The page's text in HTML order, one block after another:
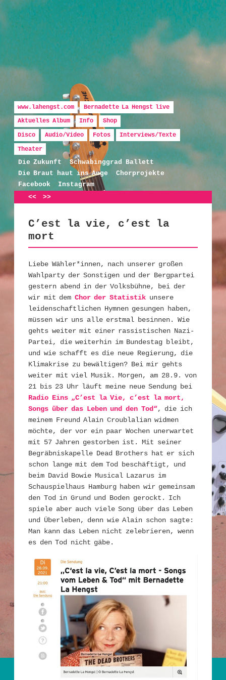
Bernadette La Hengst
Hauptmenü
Zum Inhalt wechseln
Zum sekundären Inhalt wechseln
www.lahengst.com
Bernadette La Hengst live
Aktuelles Album
Info
Shop
Disco
Audio/Video Fotos
Interviews/Texte
Theater
Die Zukunft
Schwabinggrad Ballett
Die Braut haut ins Auge
Chorprojekte
Facebook
Instagram
Artikelnavigation
<< >>
C’est la vie, c’est la
mort
Liebe Wähler*innen, nach unserer großen
Wahlparty der Sonstigen und der Bergpartei
gestern abend in der Volksbühne, bei der
wir mit dem Chor der Statistik unsere
leidenschaftlichen Hymnen gesungen haben,
müssen wir uns alle erstmal besinnen. Wie
gehts weiter mit einer rassistischen Nazi-
Partei, die weiterhin im Bundestag bleibt,
und wie schafft es die neue Regierung, die
Klimakrise zu bewältigen? Bei mir gehts
weiter mit viel Musik. Morgen, am 28.9. von
21 bis 23 Uhr läuft meine neue Sendung bei
Radio Eins „C’est la Vie, c’est la mort,
Songs über das Leben und den Tod“, die ich
meinem Freund Alain Croublalian widmen
möchte, der vor ein paar Wochen unerwartet
mit 57 Jahren gestorben ist. Mit seiner
Begräbniskapelle Dead Brothers hat er sich
schon lange mit dem Tod beschäftigt, und
beim David Bowie Musical Lazarus im
Schauspielhaus Hamburg haben wir gemeinsam
den Tod in Grund und Boden gerockt. Ich
spiele aber auch viele Song über das Leben
und Überleben, denn wie Alain schon sagte:
Man kann das Leben nicht zelebrieren, wenn
es den Tod nicht gäbe.